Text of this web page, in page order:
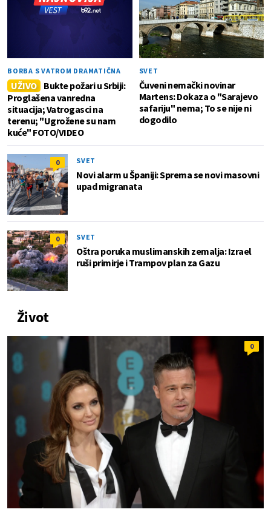
BORBA S VATROM DRAMATIČNA
UŽIVO
Bukte požari u Srbiji:
Proglašena vanredna
situacija; Vatrogasci na
terenu; "Ugrožene su nam
kuće" FOTO/VIDEO
SVET
Čuveni nemački novinar
Martens: Dokaza o "Sarajevo
safariju" nema; To se nije ni
dogodilo
0 SVET
Novi alarm u Španiji: Sprema se novi masovni
upad migranata
0 SVET
Oštra poruka muslimanskih zemalja: Izrael
ruši primirje i Trampov plan za Gazu
Život
0